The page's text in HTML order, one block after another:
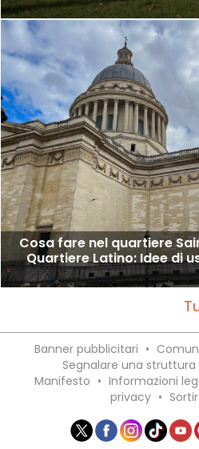
Cosa fare nel quartiere
Quartiere Latino: Idee di
Banner pubblicitari •
Segnalare una struttura
Manifesto • Informazioni
privacy •